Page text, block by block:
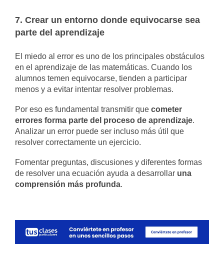
7. Crear un entorno donde equivocarse sea
parte del aprendizaje
El miedo al error es uno de los principales obstáculos
en el aprendizaje de las matemáticas. Cuando los
alumnos temen equivocarse, tienden a participar
menos y a evitar intentar resolver problemas.
Por eso es fundamental transmitir que cometer
errores forma parte del proceso de aprendizaje.
Analizar un error puede ser incluso más útil que
resolver correctamente un ejercicio.
Fomentar preguntas, discusiones y diferentes formas
de resolver una ecuación ayuda a desarrollar una
comprensión más profunda.